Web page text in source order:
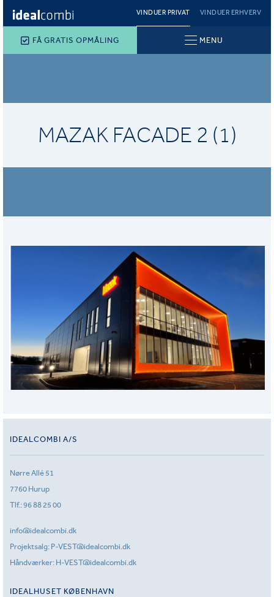
VINDUER PRIVAT VINDUER ERHVERV
FÅ GRATIS OPMÅLING MENU
MAZAK FACADE 2 (1)
IDEALCOMBI A/S
Nørre Allé 51
7760 Hurup
Tlf.:96 88 25 00
info@idealcombi.dk
Projektsalg: P-VEST@idealcombi.dk
Håndværker: H-VEST@idealcombi.dk
IDEALHUSET KØBENHAVN